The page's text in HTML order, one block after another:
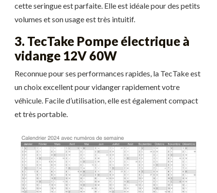
cette seringue est parfaite. Elle est idéale pour des petits
volumes et son usage est très intuitif.
3. TecTake Pompe électrique à
vidange 12V 60W
Reconnue pour ses performances rapides, la TecTake est
un choix excellent pour vidanger rapidement votre
véhicule. Facile d’utilisation, elle est également compact
et très portable.